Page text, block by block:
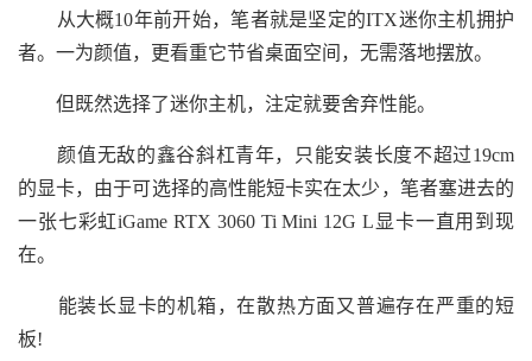
从大概10年前开始，笔者就是坚定的ITX迷你主机拥护
者。一为颜值，更看重它节省桌面空间，无需落地摆放。
但既然选择了迷你主机，注定就要舍弃性能。
颜值无敌的鑫谷斜杠青年，只能安装长度不超过19cm
的显卡，由于可选择的高性能短卡实在太少，笔者塞进去的
一张七彩虹iGame RTX 3060 Ti Mini 12G L显卡一直用到现
在。
能装长显卡的机箱，在散热方面又普遍存在严重的短
板!